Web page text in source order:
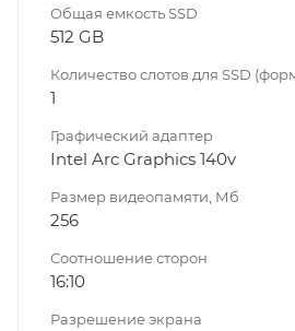
Общая емкость SSD
512 GB
Количество слотов для SSD
1
Графический адаптер
Intel Arc Graphics 140v
Размер видеопамяти, Мб
256
Соотношение сторон
16:10
Разрешение экрана